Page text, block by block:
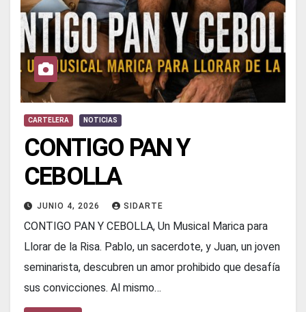
CARTELERA NOTICIAS
CONTIGO PAN Y
CEBOLLA
JUNIO 4, 2026 SIDARTE
CONTIGO PAN Y CEBOLLA, Un Musical Marica para
Llorar de la Risa. Pablo, un sacerdote, y Juan, un joven
seminarista, descubren un amor prohibido que desafía
sus convicciones. Al mismo…